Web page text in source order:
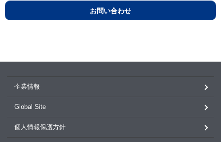
お問い合わせ
企業情報
Global Site
個人情報保護方針